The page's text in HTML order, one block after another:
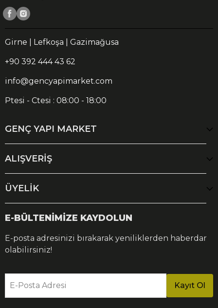
Girne | Lefkoşa | Gazimağusa
+90 392 444 43 62
info@gencyapimarket.com
Ptesi - Ctesi : 08:00 - 18:00
GENÇ YAPI MARKET
ALIŞVERİŞ
ÜYELİK
E-BÜLTENİMİZE KAYDOLUN
E-posta adresinizi bırakarak yeniliklerden haberdar
olabilirsiniz!
E-Posta Adresi Kayıt Ol